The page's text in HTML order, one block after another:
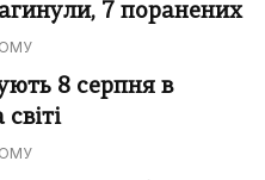
7 поранених
8 серпня в
світі